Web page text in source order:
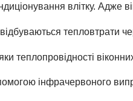
влітку. Адже
тепловтрати
теплопровідності
інфрачервоного